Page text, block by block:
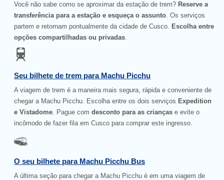
Você não sabe como se aproximar da estação de trem? Reserve a
transferência para a estação e esqueça o assunto. Os serviços
partem e retornam pontualmente da cidade de Cusco. Escolha entre
opções compartilhadas ou privadas.
Seu bilhete de trem para Machu Picchu
A viagem de trem é a maneira mais segura, rápida e conveniente de
chegar a Machu Picchu. Escolha entre os dois serviços Expedition
e Vistadome . Pague comdesconto para as crianças e evite o
incômodo de fazer fila em Cusco para comprar este ingresso.
O seu bilhete para Machu Picchu Bus
A última seção para chegar a Machu Picchu é em uma viagem de